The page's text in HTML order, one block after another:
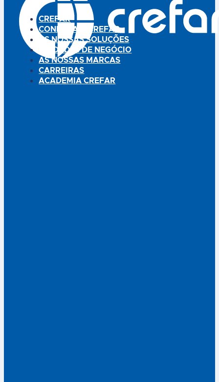
CREFAR
CONHEÇA A CREFAR
AS NOSSAS SOLUÇÕES
UNIDADES DE NEGÓCIO
AS NOSSAS MARCAS
CARREIRAS
ACADEMIA CREFAR